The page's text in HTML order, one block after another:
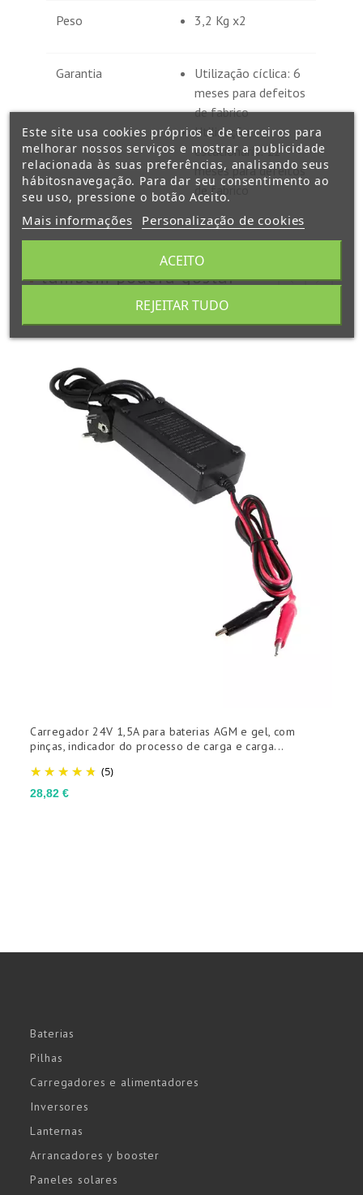
Peso 3,2 Kg x2
Garantia
Utilização cíclica: 6
meses para defeitos
de fabrico
Utilização
estacionária: 12
meses para defeitos
de fabrico
também poderá gostar
(5)
Preço
28,82 €
Carregador 24V 1,5A para baterias AGM e gel, com
pinças, indicador do processo de carga e carga...
Baterias
Pilhas
Carregadores e alimentadores
Inversores
Lanternas
Arrancadores y booster
Paneles solares
Este site usa cookies próprios e de terceiros para
melhorar nossos serviços e mostrar a publicidade
relacionada às suas preferências, analisando seus
hábitosnavegação. Para dar seu consentimento ao
seu uso, pressione o botão Aceito.
Mais informações Personalização de cookies
REJEITAR TUDO
ACEITO